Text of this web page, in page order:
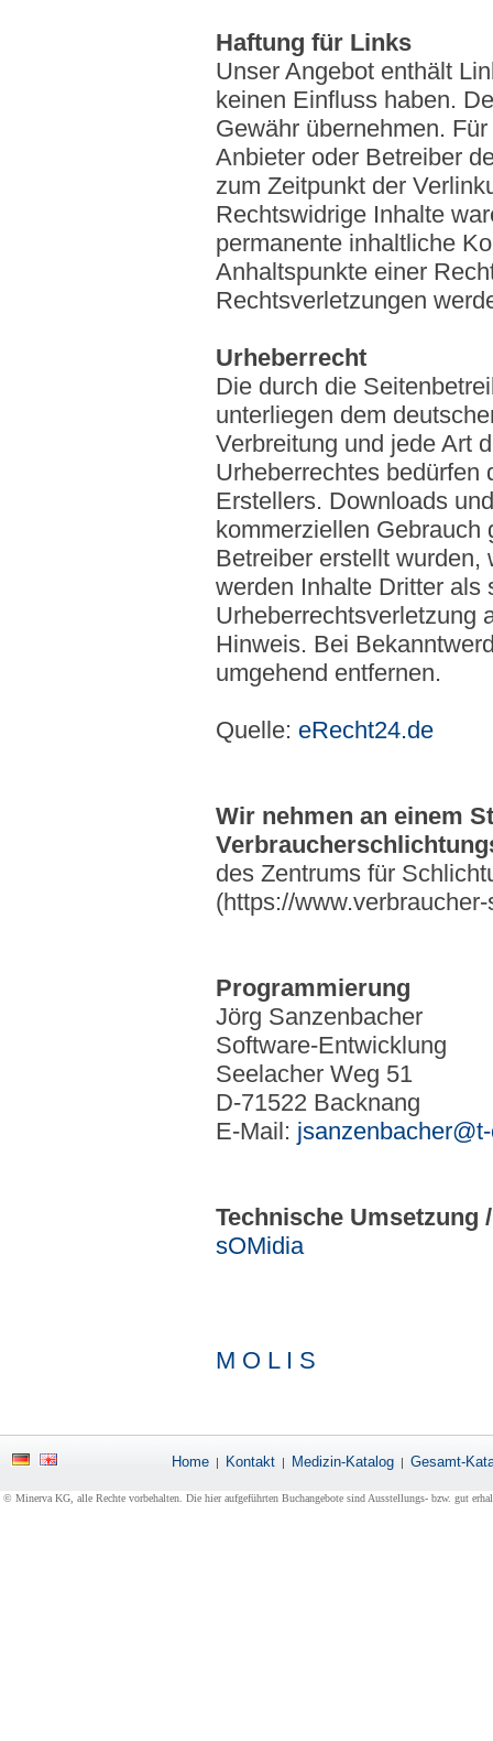
Haftung für Links
Unser Angebot enthält
keinen Einfluss haben.
Gewähr übernehmen.
Anbieter oder Betreiber
zum Zeitpunkt der
Rechtswidrige Inhalte
permanente inhaltliche
Anhaltspunkte einer
Rechtsverletzungen
Urheberrecht
Die durch die
unterliegen dem
Verbreitung und jede Art
Urheberrechtes bedürfen
Erstellers. Downloads
kommerziellen
Betreiber erstellt wurden,
werden Inhalte Dritter als
Urheberrechtsverletzung
Hinweis. Bei
umgehend entfernen.
Quelle: eRecht24.de
Wir nehmen an einem
des Zentrums für
(https://
Programmierung
Jörg Sanzenbacher
Software-Entwicklung
Seelacher Weg 51
D-71522 Backnang
E-Mail:
Technische Umsetzung
sOMidia
M O L I S
Home | Kontakt | Medizin-Katalog | Gesamt-
© Minerva KG, alle Rechte vorbehalten. Die hier aufgeführten Buchangebote sind Ausstellungs- bzw. gut